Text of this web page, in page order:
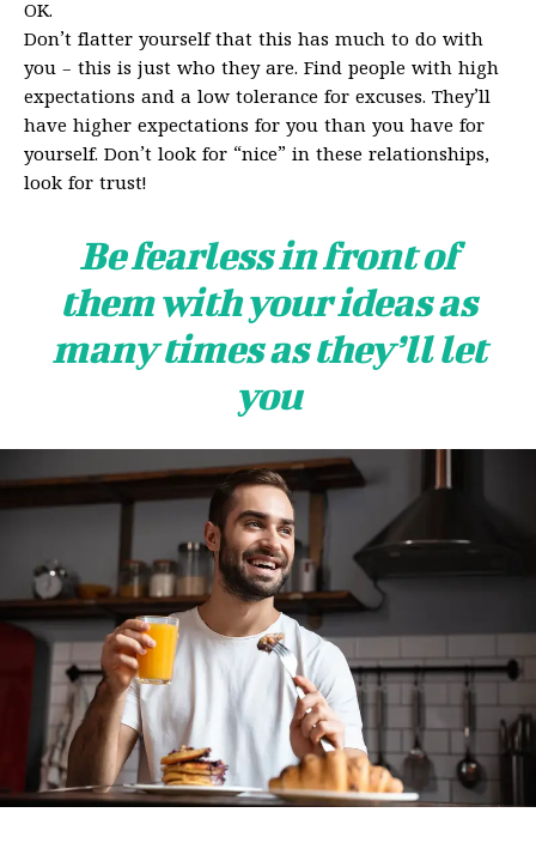
OK.
Don’t flatter yourself that this has much to do with
you – this is just who they are. Find people with high
expectations and a low tolerance for excuses. They’ll
have higher expectations for you than you have for
yourself. Don’t look for “nice” in these relationships,
look for trust!
Be fearless in front of
them with your ideas as
many times as they’ll let
you